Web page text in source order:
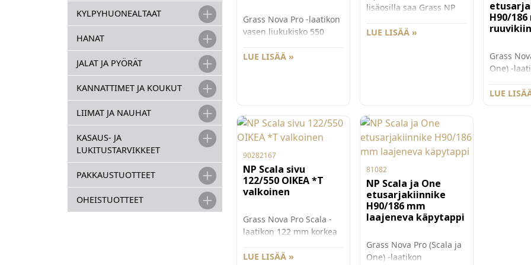
KYLPYHUONEALTAAT
HANAT
JALAT JA PYÖRÄT
KANNATTIMET JA KOUKUT
LIIMAT JA NAUHAT
KASAUS- JA
LUKITUSTARVIKKEET
PAKKAUSTUOTTEET
OHEISTUOTTEET
Grass Nova Pro -laatikon
vasen liukukisko 550
Nova Pro -laatikoissa on
ja synkronoitu kiskon
rakenne tarjoavat
käyttömukavuutta myös
vetimettömissä
laatikoissa.
LUE LISÄÄ »
lisäosilla saa Grass NP
open laatikon soft close -
säätää kolmelle eri
voimakkuudelle.
Synkronointitanko
myydään erikseen
81013, ja yli 800mm
leveissä laatikoissa
suositellaan
käytettäväksi lisäksi
synkronointitangon
LUE LISÄÄ »
H90/186
Grass
One) -
LUE
90282167
NP Scala sivu
122/550 OIKEA *T
valkoinen
Grass Nova Pro Scala -
laatikon 122 mm korkea
mm. Grass Nova Pro
LUE LISÄÄ »
81082
NP Scala ja One
etusarjakiinnike
H90/186 mm
laajeneva käpytappi
Grass Nova Pro (Scala ja
One) -laatikon